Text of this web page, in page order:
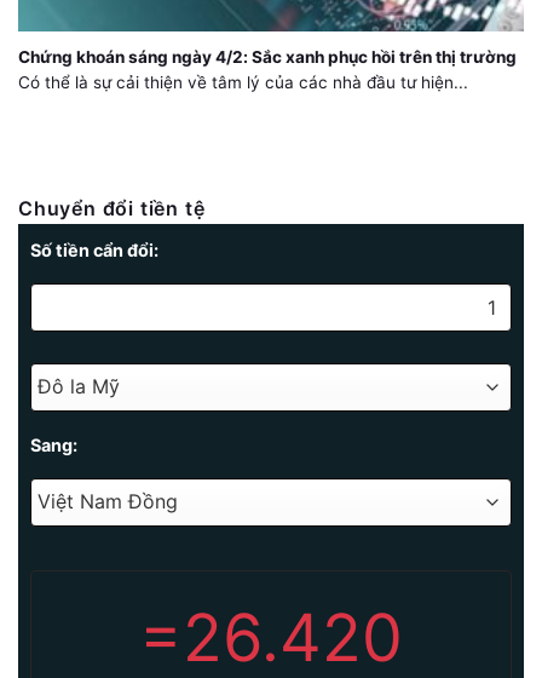
Chứng khoán sáng ngày 4/2: Sắc xanh phục hồi trên thị trường
Có thể là sự cải thiện về tâm lý của các nhà đầu tư hiện...
Chuyển đổi tiền tệ
Số tiền cẩn đổi:
Sang:
=26.420